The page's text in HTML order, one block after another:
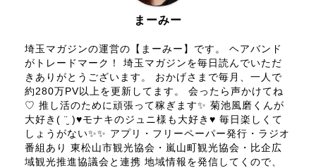
まーみー
埼玉マガジンの運営の【まーみー】です。 ヘアバンド
がトレードマーク！ 埼玉マガジンを毎日読んでいただ
きありがとうございます。 おかげさまで毎月、一人で
約280万PV以上を更新してます。 会ったら声かけてね
♡ 推し活のために頑張って稼ぎます✨ 菊池風磨くんが
大好き( ¨̮ )♥モナキのジュニ様も大好き♥ 毎日楽しくて
しょうがない✨✨ アプリ・フリーペーパー発行・ラジオ
番組あり 東松山市観光協会・嵐山町観光協会・比企広
域観光推進協議会と連携 地域情報を発信してくので、